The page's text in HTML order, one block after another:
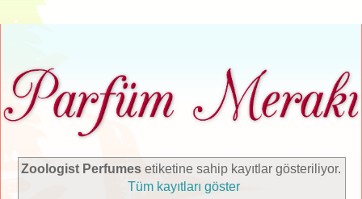
Zoologist Perfumes etiketine sahip kayıtlar gösteriliyor.
Tüm kayıtları göster